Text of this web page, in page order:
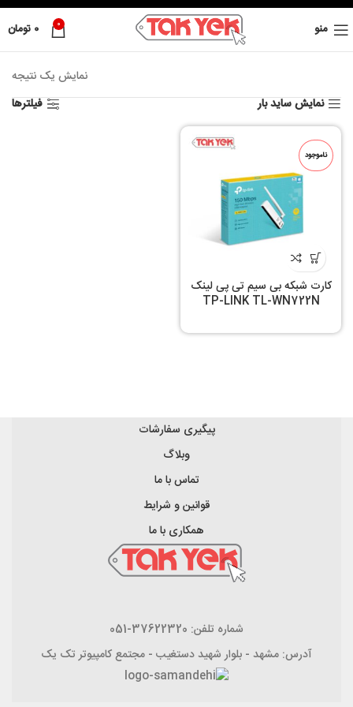
منو 0
0 تومان
نمایش یک نتیجه
نمایش ساید بار
فیلترها
ناموجود
کارت شبکه بی سیم تی پی لینک
TP-LINK TL-WN722N
پیگیری سفارشات
وبلاگ
تماس با ما
قوانین و شرایط
همکاری با ما
شماره تلفن: 37622320-051
آدرس: مشهد - بلوار شهید دستغیب - مجتمع کامپیوتر تک یک